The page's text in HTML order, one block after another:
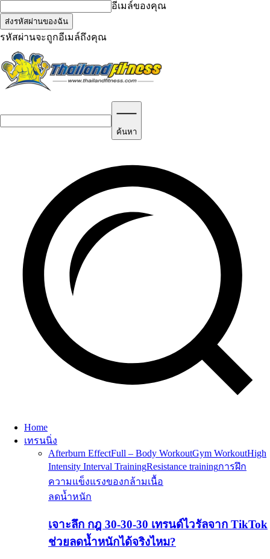
อีเมล์ของคุณ
รหัสผ่านจะถูกอีเมล์ถึงคุณ
ค้นหา
Home
เทรนนิ่ง
Afterburn EffectFull – Body WorkoutGym WorkoutHigh
Intensity Interval TrainingResistance trainingการฝึก
ความแข็งแรงของกล้ามเนื้อ
ลดน้ำหนัก
เจาะลึก กฎ 30-30-30 เทรนด์ไวรัลจาก TikTok
ช่วยลดน้ำหนักได้จริงไหม?